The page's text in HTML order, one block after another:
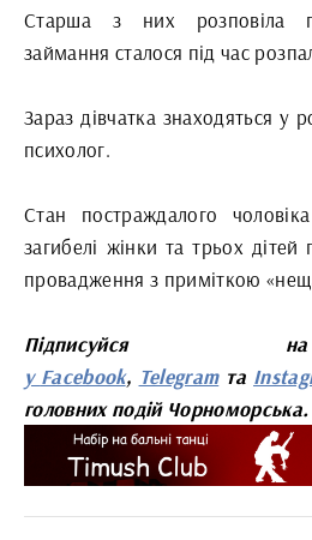
Старша з них розповіла
займання сталося під час
Зараз дівчатка знаходяться у
психолог.
Стан постраждалого
загибелі жінки та трьох дітей
провадження з приміткою
Підписуйся на
у Facebook, Telegram та
головних подій Чорноморська.